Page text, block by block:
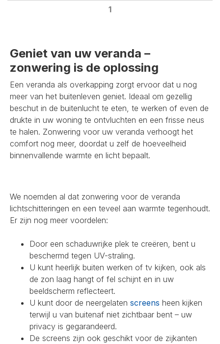
1
Geniet van uw veranda –
zonwering is de oplossing
Een veranda als overkapping zorgt ervoor dat u nog
meer van het buitenleven geniet. Ideaal om gezellig
beschut in de buitenlucht te eten, te werken of even de
drukte in uw woning te ontvluchten en een frisse neus
te halen. Zonwering voor uw veranda verhoogt het
comfort nog meer, doordat u zelf de hoeveelheid
binnenvallende warmte en licht bepaalt.
We noemden al dat zonwering voor de veranda
lichtschitteringen en een teveel aan warmte tegenhoudt.
Er zijn nog meer voordelen:
Door een schaduwrijke plek te creëren, bent u
beschermd tegen UV-straling.
U kunt heerlijk buiten werken of tv kijken, ook als
de zon laag hangt of fel schijnt en in uw
beeldscherm reflecteert.
U kunt door de neergelaten screens heen kijken
terwijl u van buitenaf niet zichtbaar bent – uw
privacy is gegarandeerd.
De screens zijn ook geschikt voor de zijkanten